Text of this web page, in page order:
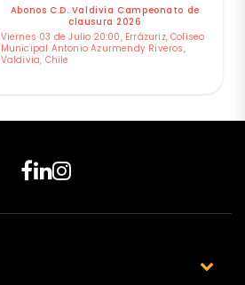
Abonos C.D. Valdivia Campeonato de
clausura 2026
Viernes 03 de Julio 20:00, Errázuriz, Coliseo
Municipal Antonio Azurmendy Riveros,
Valdivia, Chile